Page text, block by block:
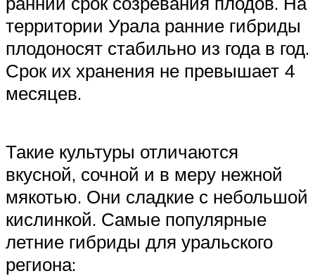
территории Урала ранние гибриды
плодоносят стабильно из года в год.
Срок их хранения не превышает 4
месяцев.
Такие культуры отличаются
вкусной, сочной и в меру нежной
мякотью. Они сладкие с небольшой
кислинкой. Самые популярные
летние гибриды для уральского
региона: